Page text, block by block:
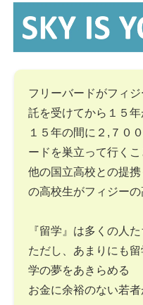
フリーバードがフィ
託を受けてから１５年
１５年の間に２,７０
ードを巣立って行くこ
他の国立高校との提
の高校生がフィジーの
『留学』は多くの人
ただし、あまりにも
学の夢をあきらめる
お金に余裕のない若者